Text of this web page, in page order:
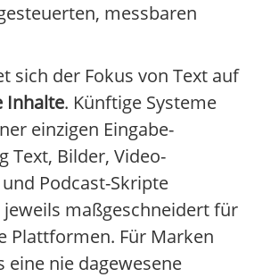
messbaren
sich der Fokus von Text auf
Inhalte. Künftige Systeme
einzigen Eingabe-
Text, Bilder, Video-
Podcast-Skripte
jeweils maßgeschneidert für
Plattformen. Für Marken
eine nie dagewesene